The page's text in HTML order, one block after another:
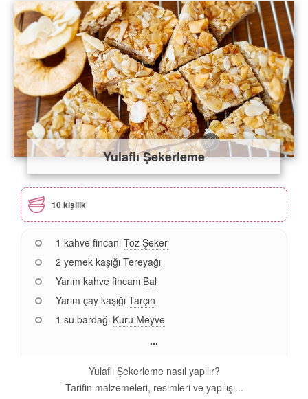
Yulaflı Şekerleme
10 kişilik
1 kahve fincanı Toz Şeker
2 yemek kaşığı Tereyağı
Yarım kahve fincanı Bal
Yarım çay kaşığı Tarçın
1 su bardağı Kuru Meyve
...
Yulaflı Şekerleme nasıl yapılır?
Tarifin malzemeleri, resimleri ve yapılışı...